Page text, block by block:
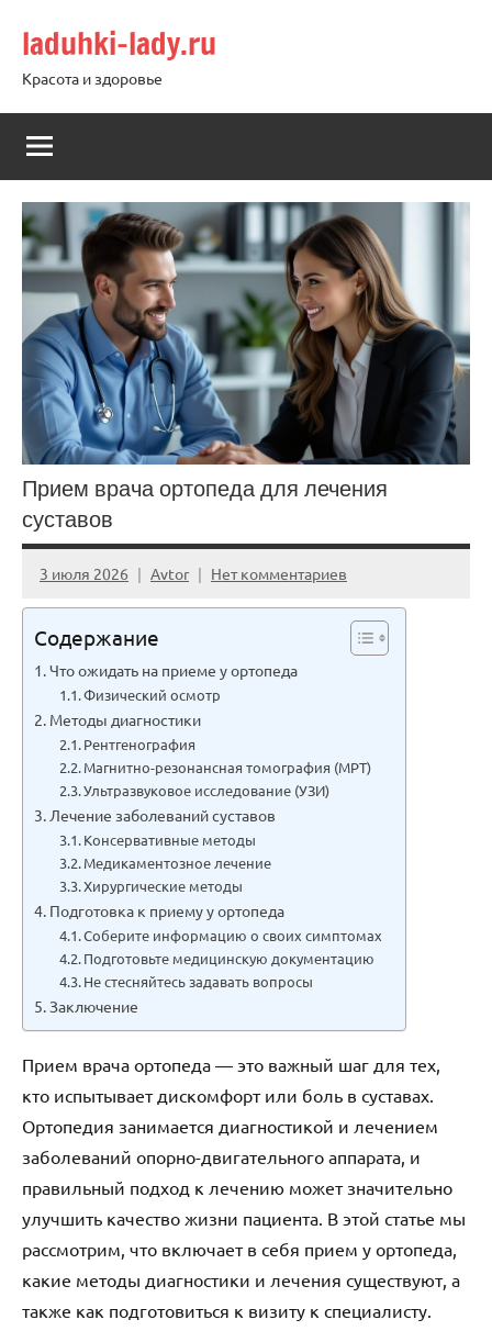
содержимому
laduhki-lady.ru
Красота и здоровье
Прием врача ортопеда для лечения
суставов
3 июля 2026 Avtor Нет комментариев
Содержание
Что ожидать на приеме у ортопеда
Физический осмотр
Методы диагностики
Рентгенография
Магнитно-резонансная томография (МРТ)
Ультразвуковое исследование (УЗИ)
Лечение заболеваний суставов
Консервативные методы
Медикаментозное лечение
Хирургические методы
Подготовка к приему у ортопеда
Соберите информацию о своих симптомах
Подготовьте медицинскую документацию
Не стесняйтесь задавать вопросы
Заключение
Прием врача ортопеда — это важный шаг для тех,
кто испытывает дискомфорт или боль в суставах.
Ортопедия занимается диагностикой и лечением
заболеваний опорно-двигательного аппарата, и
правильный подход к лечению может значительно
улучшить качество жизни пациента. В этой статье мы
рассмотрим, что включает в себя прием у ортопеда,
какие методы диагностики и лечения существуют, а
также как подготовиться к визиту к специалисту.